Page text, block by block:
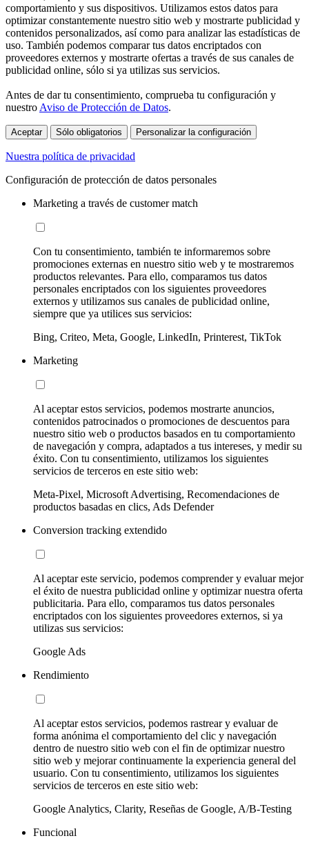
comportamiento y sus dispositivos. Utilizamos estos datos para
optimizar constantemente nuestro sitio web y mostrarte publicidad y
contenidos personalizados, así como para analizar las estadísticas de
uso. También podemos comparar tus datos encriptados con
proveedores externos y mostrarte ofertas a través de sus canales de
publicidad online, sólo si ya utilizas sus servicios.
Antes de dar tu consentimiento, comprueba tu configuración y
nuestro Aviso de Protección de Datos.
Aceptar Sólo obligatorios Personalizar la configuración
Nuestra política de privacidad
Configuración de protección de datos personales
Marketing a través de customer match
Con tu consentimiento, también te informaremos sobre
promociones externas en nuestro sitio web y te mostraremos
productos relevantes. Para ello, comparamos tus datos
personales encriptados con los siguientes proveedores
externos y utilizamos sus canales de publicidad online,
siempre que ya utilices sus servicios:
Bing, Criteo, Meta, Google, LinkedIn, Printerest, TikTok
Marketing
Al aceptar estos servicios, podemos mostrarte anuncios,
contenidos patrocinados o promociones de descuentos para
nuestro sitio web o productos basados en tu comportamiento
de navegación y compra, adaptados a tus intereses, y medir su
éxito. Con tu consentimiento, utilizamos los siguientes
servicios de terceros en este sitio web:
Meta-Pixel, Microsoft Advertising, Recomendaciones de
productos basadas en clics, Ads Defender
Conversion tracking extendido
Al aceptar este servicio, podemos comprender y evaluar mejor
el éxito de nuestra publicidad online y optimizar nuestra oferta
publicitaria. Para ello, comparamos tus datos personales
encriptados con los siguientes proveedores externos, si ya
utilizas sus servicios:
Google Ads
Rendimiento
Al aceptar estos servicios, podemos rastrear y evaluar de
forma anónima el comportamiento del clic y navegación
dentro de nuestro sitio web con el fin de optimizar nuestro
sitio web y mejorar continuamente la experiencia general del
usuario. Con tu consentimiento, utilizamos los siguientes
servicios de terceros en este sitio web:
Google Analytics, Clarity, Reseñas de Google, A/B-Testing
Funcional